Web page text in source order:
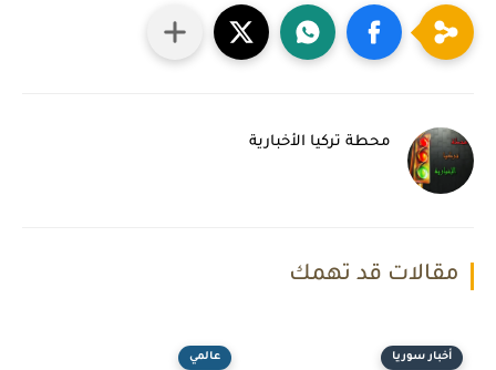
محطة تركيا الأخبارية
مقالات قد تهمك
أخبار سوريا عالمي